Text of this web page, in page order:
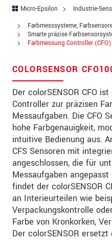
Micro-Epsilon
Industrie-
Farbmesssysteme,
Smarte präzise
Farbmessung Controller (CFO)
COLORSENSOR
Der colorSENSOR CFO
Controller zur präzisen
Messaufgaben. Die CFO
hohe Farbgenauigkeit,
intuitive Bedienung aus.
CFS Sensoren mit
angeschlossen, die für
Messaufgaben
findet der colorSENSOR
an Interieurteilen wie
Verpackungskontrolle
Farbe von Kronkorken,
Der colorSENSOR
PLZ
Ort*
Land*
Telefon
Email*
Nachricht*
Bitte halten Sie
* Pflichtangaben
Wir behandeln Ihre